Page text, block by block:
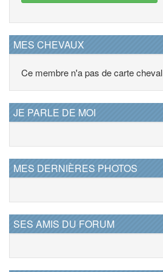
MES CHEVAUX
Ce membre n'a pas de carte cheval
JE PARLE DE MOI
MES DERNIÈRES PHOTOS
SES AMIS DU FORUM